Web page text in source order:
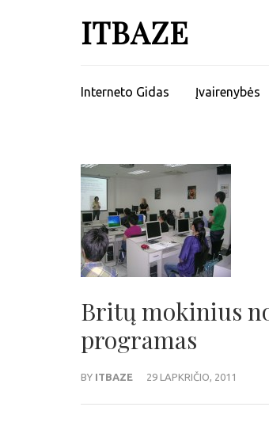
ITBAZE
Interneto Gidas Įvairenybės
Britų mokinius
programas
BY ITBAZE 29 LAPKRIČIO, 2011